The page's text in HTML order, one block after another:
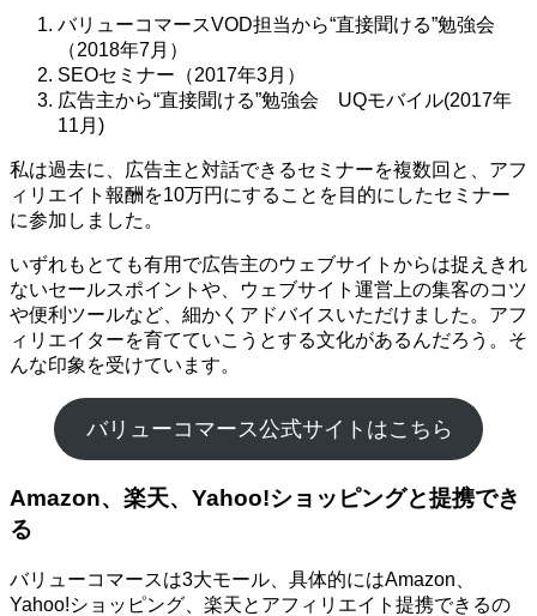
バリューコマースVOD担当から“直接聞ける”勉強会
（2018年7月）
SEOセミナー（2017年3月）
広告主から“直接聞ける”勉強会 UQモバイル(2017年
11月)
私は過去に、広告主と対話できるセミナーを複数回と、アフ
ィリエイト報酬を10万円にすることを目的にしたセミナー
に参加しました。
いずれもとても有用で広告主のウェブサイトからは捉えきれ
ないセールスポイントや、ウェブサイト運営上の集客のコツ
や便利ツールなど、細かくアドバイスいただけました。アフ
ィリエイターを育てていこうとする文化があるんだろう。そ
んな印象を受けています。
バリューコマース公式サイトはこちら
Amazon、楽天、Yahoo!ショッピングと提携でき
る
バリューコマースは3大モール、具体的にはAmazon、
Yahoo!ショッピング、楽天とアフィリエイト提携できるの